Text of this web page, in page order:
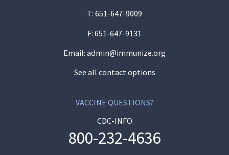
T: 651-647-9009
F: 651-647-9131
Email: admin@immunize.org
See all contact options
VACCINE QUESTIONS?
CDC-INFO
800-232-4636